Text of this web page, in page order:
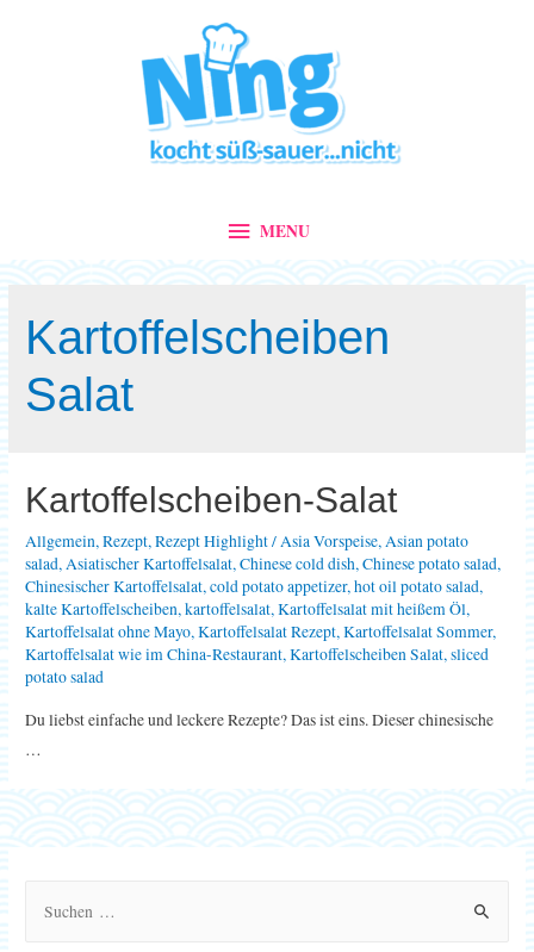
MENU
MENU
Kartoffelscheiben
Salat
Kartoffelscheiben-Salat
Allgemein,Rezept,Rezept Highlight/Asia Vorspeise,Asian potato
salad,Asiatischer Kartoffelsalat,Chinese cold dish,Chinese potato salad,
Chinesischer Kartoffelsalat,cold potato appetizer,hot oil potato salad,
kalte Kartoffelscheiben,kartoffelsalat,Kartoffelsalat mit heißem Öl,
Kartoffelsalat ohne Mayo,Kartoffelsalat Rezept,Kartoffelsalat Sommer,
Kartoffelsalat wie im China-Restaurant,Kartoffelscheiben Salat,sliced
potato salad
Du liebst einfache und leckere Rezepte? Das ist eins. Dieser chinesische
…